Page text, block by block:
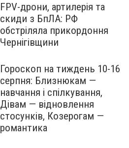
FPV-дрони, артилерія та
скиди з БпЛА: РФ
обстріляла прикордоння
Чернігівщини
Гороскоп на тиждень 10-16
серпня: Близнюкам —
навчання і спілкування,
Дівам — відновлення
стосунків, Козерогам —
романтика